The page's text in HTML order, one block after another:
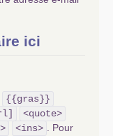
ici
{{gras}}
<quote>
<ins>
. Pour